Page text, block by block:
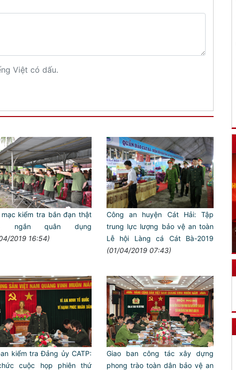
Việt có dấu.
mạc kiểm tra bắn đạn thật
ngắn quân dụng
2019 16:54)
Công an huyện Cát Hải: Tập
trung lực lượng bảo vệ an toàn
Lễ hội Làng cá Cát Bà-2019
(01/04/2019 07:43)
kiểm tra Đảng ủy CATP:
cuộc họp phiên thứ
Giao ban công tác xây dựng
phong trào toàn dân bảo vệ an
Trailer chung kết Hội thi lực lượng tham gia bảo vệ
ANTT ở cơ sở giỏi toàn quốc lần thứ I, năm 2026